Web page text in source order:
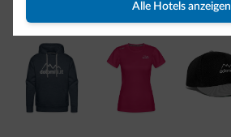
Alle Hotels anzeigen
von Dolomiti.it ist da!